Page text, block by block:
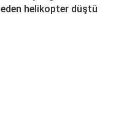
eden helikopter düştü